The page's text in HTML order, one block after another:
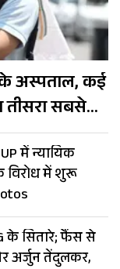
के अस्पताल, कई
तीसरा सबसे
में न्यायिक
विरोध में शुरू
के सितारे; फैंस से
अर्जुन तेंदुलकर,